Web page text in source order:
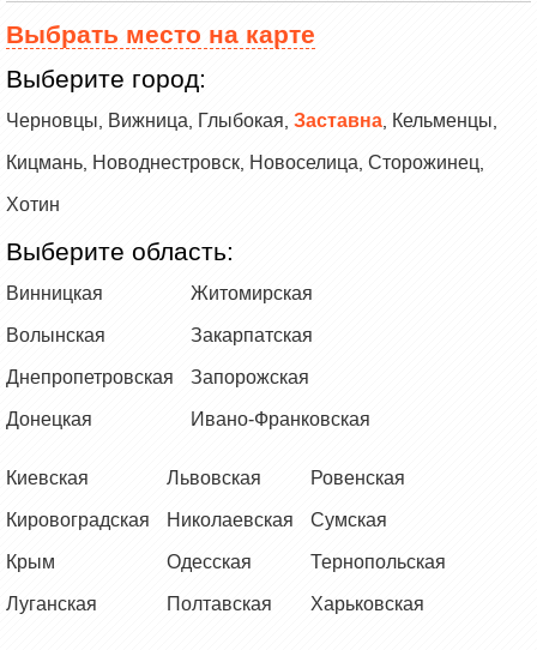
Выбрать место на карте
Выберите город:
Черновцы Вижница Глыбокая Заставна Кельменцы
Кицмань Новоднестровск Новоселица Сторожинец
Хотин
Выберите область:
Винницкая
Волынская
Днепропетровская
Донецкая
Житомирская
Закарпатская
Запорожская
Ивано-Франковская
Киевская
Кировоградская
Крым
Луганская
Львовская
Николаевская
Одесская
Полтавская
Ровенская
Сумская
Тернопольская
Харьковская